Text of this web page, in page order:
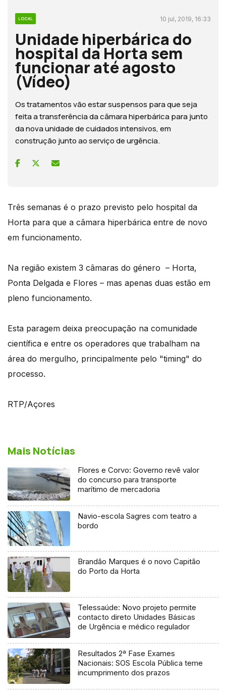
LOCAL 10 jul, 2019, 16:33
Unidade hiperbárica do
hospital da Horta sem
funcionar até agosto
(Vídeo)
Os tratamentos vão estar suspensos para que seja
feita a transferência da câmara hiperbárica para junto
da nova unidade de cuidados intensivos, em
construção junto ao serviço de urgência.
Três semanas é o prazo previsto pelo hospital da
Horta para que a câmara hiperbárica entre de novo
em funcionamento.
Na região existem 3 câmaras do género – Horta,
Ponta Delgada e Flores – mas apenas duas estão em
pleno funcionamento.
Esta paragem deixa preocupação na comunidade
científica e entre os operadores que trabalham na
área do mergulho, principalmente pelo "timing" do
processo.
RTP/Açores
Mais Notícias
Flores e Corvo: Governo revê valor
do concurso para transporte
marítimo de mercadoria
Navio-escola Sagres com teatro a
bordo
Brandão Marques é o novo Capitão
do Porto da Horta
Telessaúde: Novo projeto permite
contacto direto Unidades Básicas
de Urgência e médico regulador
Resultados 2ª Fase Exames
Nacionais: SOS Escola Pública teme
incumprimento dos prazos